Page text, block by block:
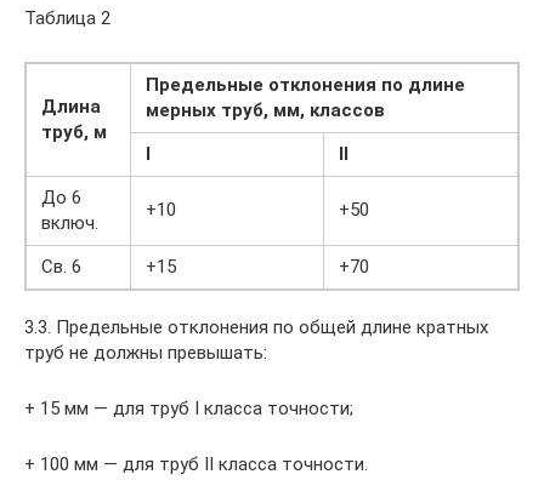
Таблица 2
Длина
труб, м
Предельные отклонения по длине
мерных труб, мм, классов
I
II
До 6
включ.
+10 +50
Св. 6 +15 +70
3.3. Предельные отклонения по общей длине кратных
труб не должны превышать:
+ 15 мм — для труб I класса точности;
+ 100 мм — для труб II класса точности.